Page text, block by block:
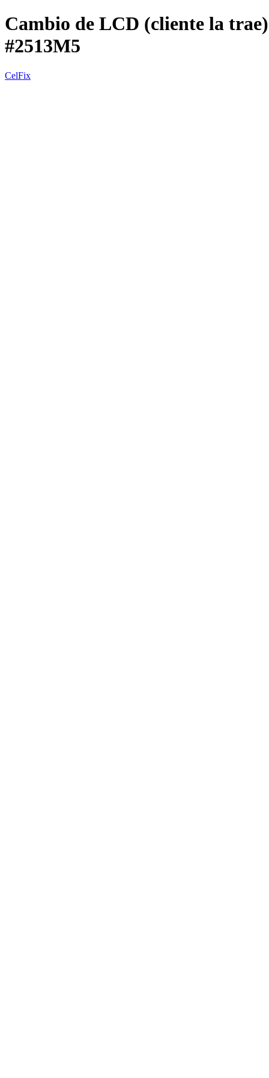
Cambio de LCD (cliente la
#2513M5
CelFix